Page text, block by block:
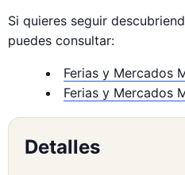
Si quieres seguir
puedes consultar:
Ferias y Mercados
Ferias y Mercados
Detalles